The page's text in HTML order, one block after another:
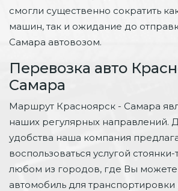
смогли существенно сократить
машин, так и ожидание до
Самара автовозом.
Перевозка авто
Самара
Маршрут Красноярск - Самара
наших регулярных направлений.
удобства наша компания
воспользоваться услугой
любом из городов, где Вы можете
автомобиль для